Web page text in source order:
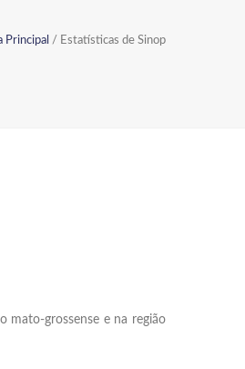
Principal / Estatísticas de Sinop
mato-grossense e na região